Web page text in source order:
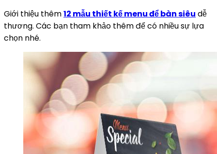
Giới thiệu thêm12 mẫu thiết kế menu để bàn siêu dễ
thương. Các bạn tham khảo thêm để có nhiều sự lựa
chọn nhé.